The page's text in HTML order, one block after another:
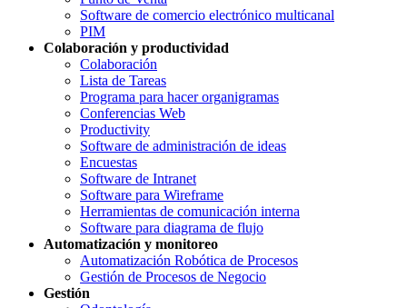
Software de comercio electrónico multicanal
PIM
Colaboración y productividad
Colaboración
Lista de Tareas
Programa para hacer organigramas
Conferencias Web
Productivity
Software de administración de ideas
Encuestas
Software de Intranet
Software para Wireframe
Herramientas de comunicación interna
Software para diagrama de flujo
Automatización y monitoreo
Automatización Robótica de Procesos
Gestión de Procesos de Negocio
Gestión